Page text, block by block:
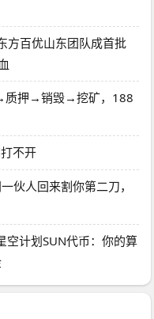
方百优山东团队成首批
质押→销毁→挖矿，188
不开
人回来割你第二刀，
空计划SUN代币：你的算